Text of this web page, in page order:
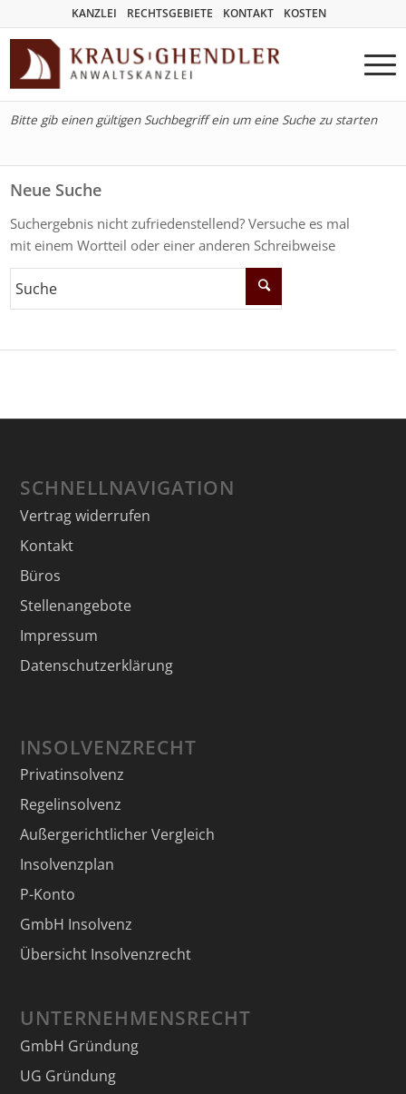
KANZLEI RECHTSGEBIETE KONTAKT KOSTEN
Bitte gib einen gültigen Suchbegriff ein um eine Suche zu starten
Neue Suche
Suchergebnis nicht zufriedenstellend? Versuche es mal
mit einem Wortteil oder einer anderen Schreibweise
SCHNELLNAVIGATION
Vertrag widerrufen
Kontakt
Büros
Stellenangebote
Impressum
Datenschutzerklärung
INSOLVENZRECHT
Privatinsolvenz
Regelinsolvenz
Außergerichtlicher Vergleich
Insolvenzplan
P-Konto
GmbH Insolvenz
Übersicht Insolvenzrecht
UNTERNEHMENSRECHT
GmbH Gründung
UG Gründung